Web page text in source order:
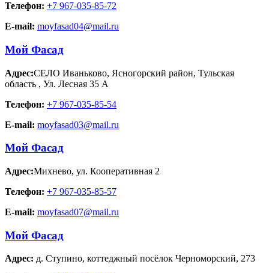
Телефон: +7 967-035-85-72
E-mail: moyfasad04@mail.ru
Мой Фасад
Адрес:СЕЛО Иваньково, Ясногорский район, Тульская
область , Ул. Лесная 35 А
Телефон: +7 967-035-85-54
E-mail: moyfasad03@mail.ru
Мой Фасад
Адрес:Михнево, ул. Кооперативная 2
Телефон: +7 967-035-85-57
E-mail: moyfasad07@mail.ru
Мой Фасад
Адрес: д. Ступино, коттеджный посёлок Черноморский, 273